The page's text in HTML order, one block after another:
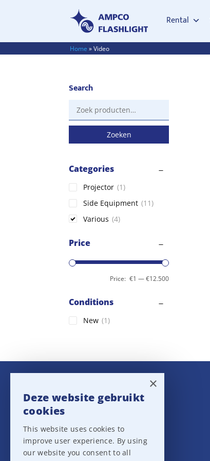
Rental
Home »Video
Search
naar:
Zoeken
Categories
Projector (1)
Side Equipment (11)
Various (4)
Price
Price: €1 —€12.500
Conditions
New (1)
Navigatie
About us
×
Deze website gebruikt
cookies
This website uses cookies to
improve user experience. By using
our website you consent to all